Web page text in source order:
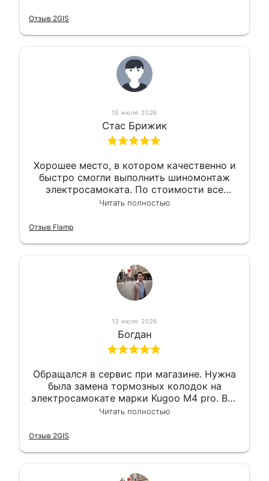
Отзыв 2GIS
15 июля 2026
Стас Брижик
Хорошее место, в котором качественно и
быстро смогли выполнить шиномонтаж
электросамоката. По стоимости все
вышло вообще приемлемо хочу сказать.
Читать полностью
Отзыв Flamp
13 июля 2026
Богдан
Обращался в сервис при магазине. Нужна
была замена тормозных колодок на
электросамокате марки Kugoo M4 pro. Всё
сделали в лучшем виде и в максимально
гарантии, поэтому и обратился в этот
Читать полностью
Отзыв 2GIS